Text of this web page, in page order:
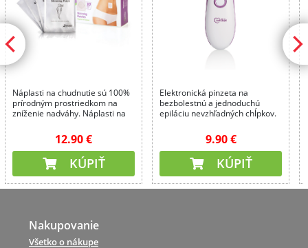
Náplasti na chudnutie sú 100%
prírodným prostriedkom na
zníženie nadváhy. Náplasti na
urýchľujú spaľovanie telesného
12.90 €
KÚPIŤ
Elektronická pinzeta na
bezbolestnú a jednoduchú
epiláciu nevzhľadných chĺpkov.
9.90 €
KÚPIŤ
Nakupovanie
Všetko o nákupe